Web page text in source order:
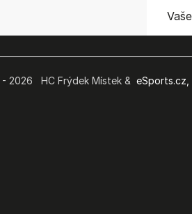
- 2026 HC Frýdek Místek &eSports.cz,